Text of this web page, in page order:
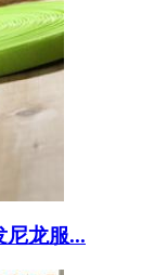
尼龙服...